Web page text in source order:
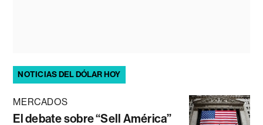
NOTICIAS DEL DÓLAR HOY
MERCADOS
El debate sobre “Sell América”